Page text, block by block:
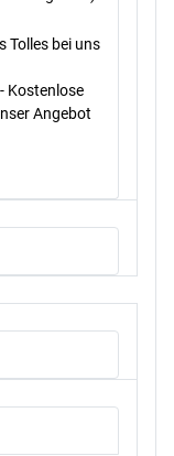
Tolles bei uns
Kostenlose
Angebot